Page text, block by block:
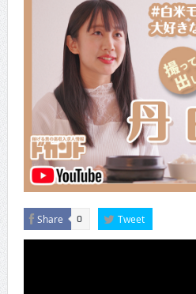
Share 0 Tweet